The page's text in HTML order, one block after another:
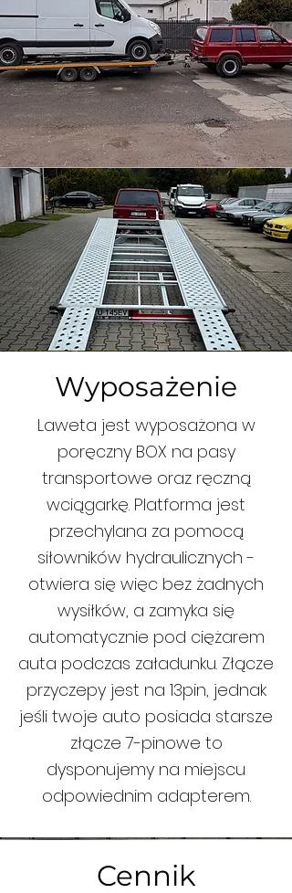
Wyposażenie
Laweta jest wyposażona w
poręczny BOX na pasy
transportowe oraz ręczną
wciągarkę. Platforma jest
przechylana za pomocą
siłowników hydraulicznych -
otwiera się więc bez żadnych
wysiłków, a zamyka się
automatycznie pod ciężarem
auta podczas załadunku. Złącze
przyczepy jest na 13pin, jednak
jeśli twoje auto posiada starsze
złącze 7-pinowe to
dysponujemy na miejscu
odpowiednim adapterem.
Cennik